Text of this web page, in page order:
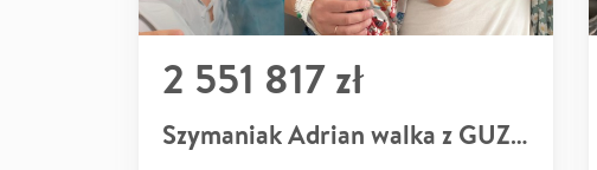
2 551 817 zł
Szymaniak Adrian walka z GUZEM